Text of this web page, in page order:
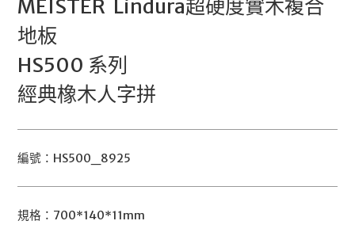
MEISTER Lindura超硬度實木複合
地板
HS500 系列
經典橡木人字拼
編號：HS500_8925
規格：700*140*11mm